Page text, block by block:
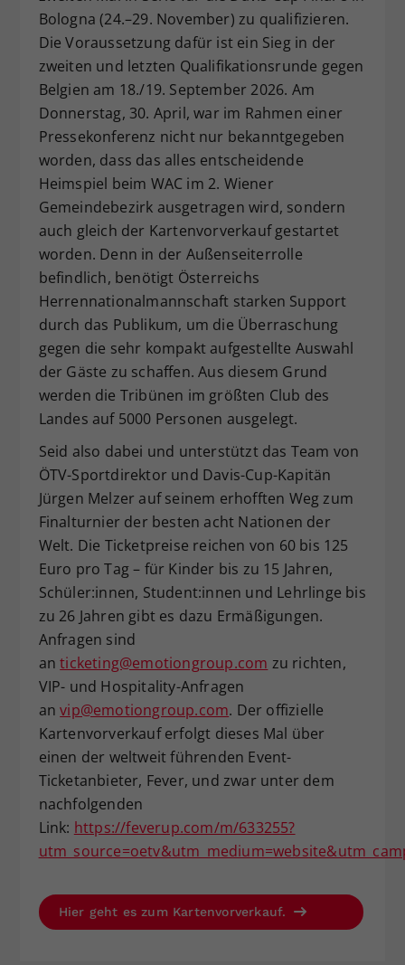
Bologna (24.–29. November) zu qualifizieren.
Die Voraussetzung dafür ist ein Sieg in der
zweiten und letzten Qualifikationsrunde gegen
Belgien am 18./19. September 2026. Am
Donnerstag, 30. April, war im Rahmen einer
Pressekonferenz nicht nur bekanntgegeben
worden, dass das alles entscheidende
Heimspiel beim WAC im 2. Wiener
Gemeindebezirk ausgetragen wird, sondern
auch gleich der Kartenvorverkauf gestartet
worden. Denn in der Außenseiterrolle
befindlich, benötigt Österreichs
Herrennationalmannschaft starken Support
durch das Publikum, um die Überraschung
gegen die sehr kompakt aufgestellte Auswahl
der Gäste zu schaffen. Aus diesem Grund
werden die Tribünen im größten Club des
Landes auf 5000 Personen ausgelegt.
Seid also dabei und unterstützt das Team von
ÖTV-Sportdirektor und Davis-Cup-Kapitän
Jürgen Melzer auf seinem erhofften Weg zum
Finalturnier der besten acht Nationen der
Welt. Die Ticketpreise reichen von 60 bis 125
Euro pro Tag – für Kinder bis zu 15 Jahren,
Schüler:innen, Student:innen und Lehrlinge bis
zu 26 Jahren gibt es dazu Ermäßigungen.
Anfragen sind
anticketing@emotiongroup.com zu richten,
VIP- und Hospitality-Anfragen
anvip@emotiongroup.com. Der offizielle
Kartenvorverkauf erfolgt dieses Mal über
einen der weltweit führenden Event-
Ticketanbieter, Fever, und zwar unter dem
nachfolgenden
Link: https://feverup.com/m/633255?
Hier geht es zum Kartenvorverkauf.
Zweck
Dieser Wert speichert Ihre Consent-
Einstellungen. Unter anderem eine
zufällig generierte ID, für die
historische Speicherung Ihrer
vorgenommen Einstellungen, falls der
Webseiten-Betreiber dies eingestellt
hat.